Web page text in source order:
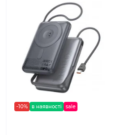
-10% в наявності sale